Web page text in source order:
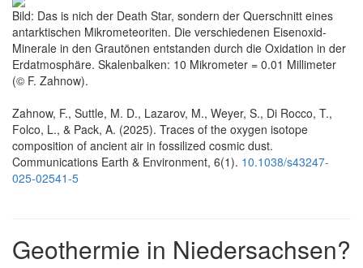
Bild: Das is nich der Death Star, sondern der Querschnitt eines
antarktischen Mikrometeoriten. Die verschiedenen Eisenoxid-
Minerale in den Grautönen entstanden durch die Oxidation in der
Erdatmosphäre. Skalenbalken: 10 Mikrometer = 0.01 Millimeter
(© F. Zahnow).
Zahnow, F., Suttle, M. D., Lazarov, M., Weyer, S., Di Rocco, T.,
Folco, L., & Pack, A. (2025). Traces of the oxygen isotope
composition of ancient air in fossilized cosmic dust.
Communications Earth & Environment, 6(1). 10.1038/s43247-
025-02541-5
Geothermie in Niedersachsen?